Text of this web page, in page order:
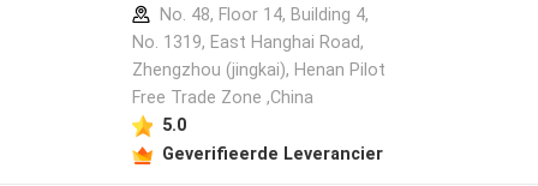
No. 48, Floor 14, Building 4,
No. 1319, East Hanghai Road,
Zhengzhou (jingkai), Henan Pilot
Free Trade Zone ,China
5.0
Geverifieerde Leverancier